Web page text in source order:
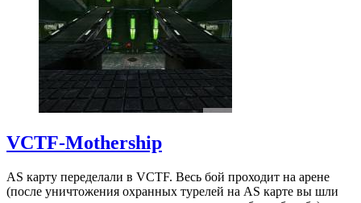
VCTF-Mothership
AS карту переделали в VCTF. Весь бой проходит на арене
(после уничтожения охранных турелей на AS карте вы шли